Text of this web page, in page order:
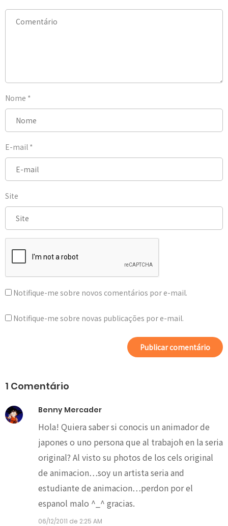
Nome *
E-mail *
Site
Notifique-me sobre novos comentários por e-mail.
Notifique-me sobre novas publicações por e-mail.
1 Comentário
Benny Mercader
Hola! Quiera saber si conocis un animador de
japones o uno persona que al trabajoh en la seria
original? Al visto su photos de los cels original
de animacion…soy un artista seria and
estudiante de animacion…perdon por el
espanol malo ^_^ gracias.
06/12/2011 de 2:25 AM